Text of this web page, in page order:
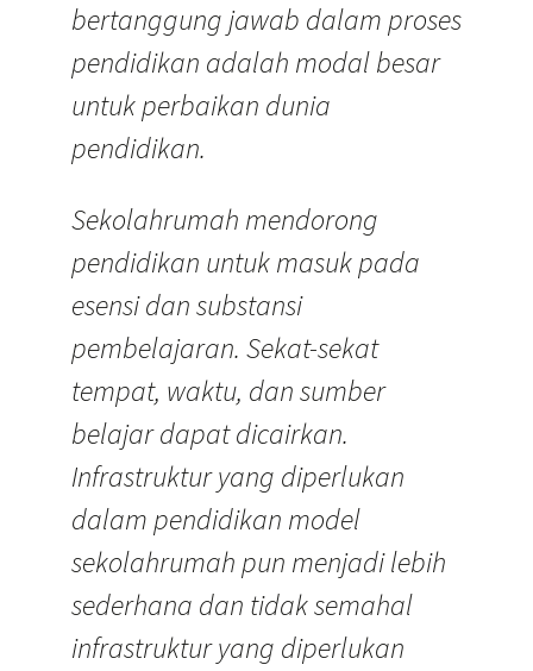
bertanggung jawab dalam proses
pendidikan adalah modal besar
untuk perbaikan dunia
pendidikan.
Sekolahrumah mendorong
pendidikan untuk masuk pada
esensi dan substansi
pembelajaran. Sekat-sekat
tempat, waktu, dan sumber
belajar dapat dicairkan.
Infrastruktur yang diperlukan
dalam pendidikan model
sekolahrumah pun menjadi lebih
sederhana dan tidak semahal
infrastruktur yang diperlukan